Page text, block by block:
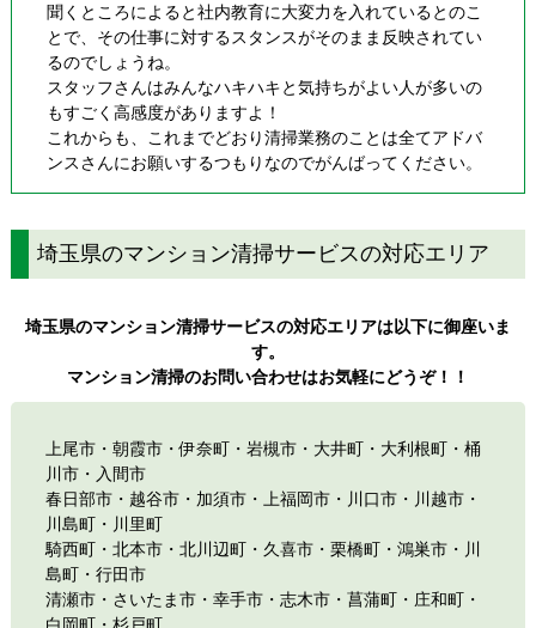
聞くところによると社内教育に大変力を入れているとのこ
とで、その仕事に対するスタンスがそのまま反映されてい
るのでしょうね。
スタッフさんはみんなハキハキと気持ちがよい人が多いの
もすごく高感度がありますよ！
これからも、これまでどおり清掃業務のことは全てアドバ
ンスさんにお願いするつもりなのでがんばってください。
埼玉県のマンション清掃サービスの対応エリア
埼玉県のマンション清掃サービスの対応エリアは以下に御座いま
す。
マンション清掃のお問い合わせはお気軽にどうぞ！！
上尾市・朝霞市・伊奈町・岩槻市・大井町・大利根町・桶
川市・入間市
春日部市・ 越谷市・加須市・上福岡市・ 川口市・ 川越市・
川島町・川里町
騎西町・北本市・北川辺町・久喜市・栗橋町・鴻巣市・川
島町・行田市
清瀬市・ さいたま市・幸手市・志木市・菖蒲町・庄和町・